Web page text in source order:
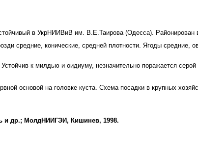
в УкрНИИВиВ им. В.Е.Таирова (Одесса). Районирован
средние, конические, средней плотности. Ягоды
к милдью и оидиуму, незначи­тельно поражается
основой на головке куста. Схема посад­ки в крупных
и др.; МолдНИИГЭИ, Кишинев, 1998.